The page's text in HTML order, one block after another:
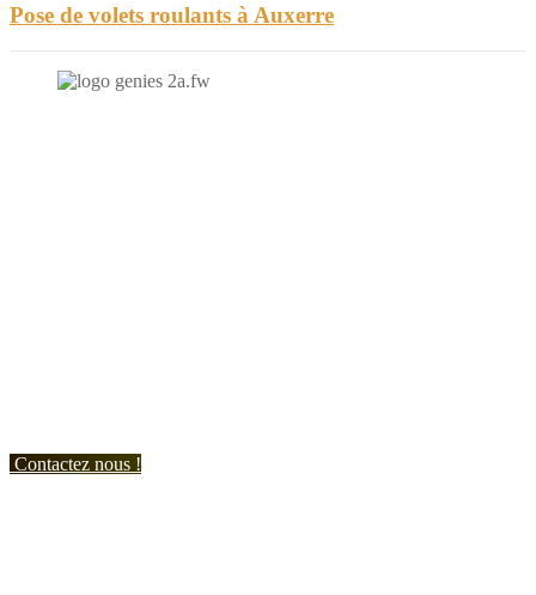
Pose de volets roulants à Auxerre
Contactez nous !